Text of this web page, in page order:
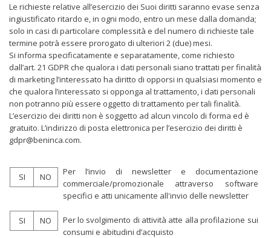
Le richieste relative all’esercizio dei Suoi diritti saranno evase senza
ingiustificato ritardo e, in ogni modo, entro un mese dalla domanda;
solo in casi di particolare complessità e del numero di richieste tale
termine potrà essere prorogato di ulteriori 2 (due) mesi.
Si informa specificatamente e separatamente, come richiesto
dall’art. 21 GDPR che qualora i dati personali siano trattati per finalità
di marketing l’interessato ha diritto di opporsi in qualsiasi momento e
che qualora l’interessato si opponga al trattamento, i dati personali
non potranno più essere oggetto di trattamento per tali finalità.
L’esercizio dei diritti non è soggetto ad alcun vincolo di forma ed è
gratuito. L’indirizzo di posta elettronica per l’esercizio dei diritti è
gdpr@beninca.com.
SI NO
Per l’invio di newsletter e documentazione
commerciale/promozionale attraverso software
specifici e atti unicamente all'invio delle newsletter
SI NO
Per lo svolgimento di attività atte alla profilazione sui
consumi e abitudini d’acquisto